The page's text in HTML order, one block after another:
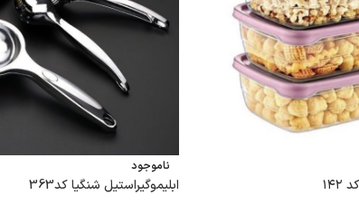
ناموجود
ابلیموگیراستیل شنگیا کد363